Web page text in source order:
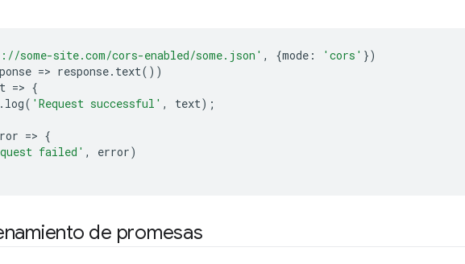
some-site.com/cors-enabled/some.json' , {mode : 'cors' })
=> response. text())
=> {
. log( 'Request successful' , text);
=> {
failed' , error)
de promesas